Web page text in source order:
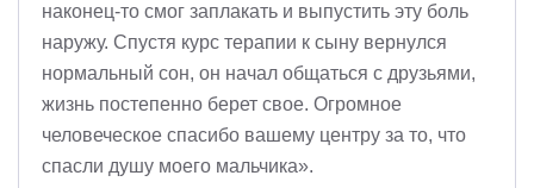
наконец-то смог заплакать и выпустить эту боль
наружу. Спустя курс терапии к сыну вернулся
нормальный сон, он начал общаться с друзьями,
жизнь постепенно берет свое. Огромное
человеческое спасибо вашему центру за то, что
спасли душу моего мальчика».